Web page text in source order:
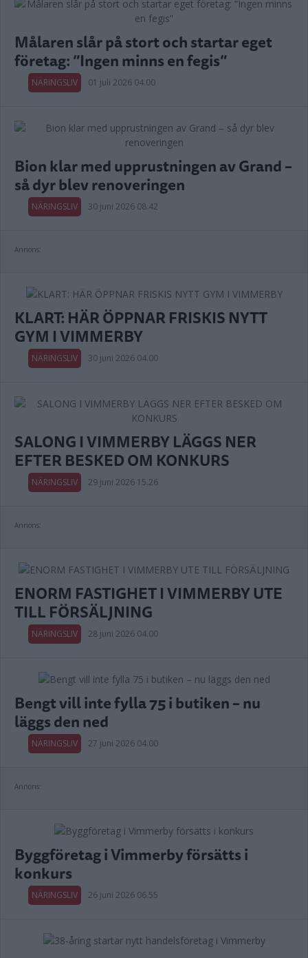
Målaren slår på stort och startar eget
företag: ”Ingen minns en fegis”
NÄRINGSLIV 01 juli 2026 04.00
Bion klar med upprustningen av Grand –
så dyr blev renoveringen
NÄRINGSLIV 30 juni 2026 08.42
Annons:
KLART: HÄR ÖPPNAR FRISKIS NYTT
GYM I VIMMERBY
NÄRINGSLIV 30 juni 2026 04.00
SALONG I VIMMERBY LÄGGS NER
EFTER BESKED OM KONKURS
NÄRINGSLIV 29 juni 2026 15.26
Annons:
ENORM FASTIGHET I VIMMERBY UTE
TILL FÖRSÄLJNING
NÄRINGSLIV 28 juni 2026 04.00
Bengt vill inte fylla 75 i butiken – nu
läggs den ned
NÄRINGSLIV 27 juni 2026 04.00
Annons:
Byggföretag i Vimmerby försätts i
konkurs
NÄRINGSLIV 26 juni 2026 06.55